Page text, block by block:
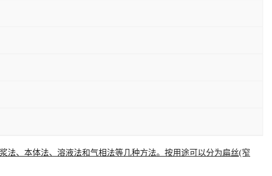
法、本体法、溶液法和气相法等几种方法。按用途可以分为扁丝(窄